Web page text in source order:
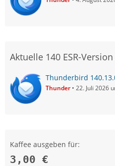
Aktuelle 140 ESR-Version
Thunderbird
Thunder 22. Juli 2026
Kaffee ausgeben für:
3,00 €